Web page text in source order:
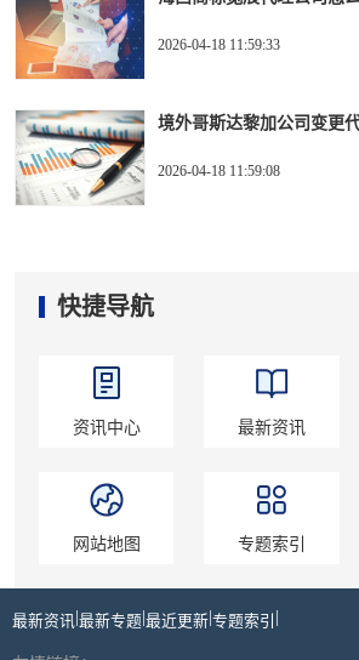
2026-04-18 11:59:33
境外哥斯达黎加公司变更
2026-04-18 11:59:08
快捷导航
资讯中心 最新资讯
网站地图 专题索引
最新资讯 |最新专题|最近更新|专题索引 |